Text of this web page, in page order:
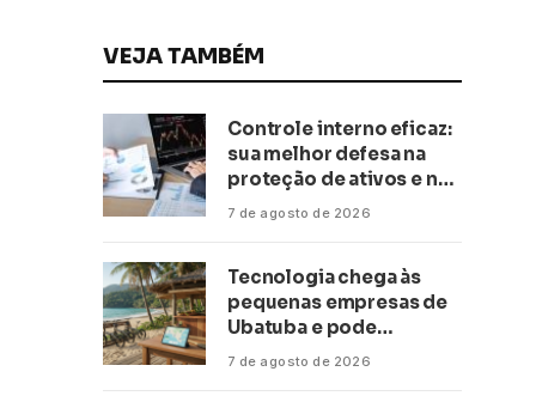
VEJA TAMBÉM
Controle interno eficaz:
sua melhor defesa na
proteção de ativos e na
saúde financeira!
7 de agosto de 2026
Tecnologia chega às
pequenas empresas de
Ubatuba e pode
transformar negócios
7 de agosto de 2026